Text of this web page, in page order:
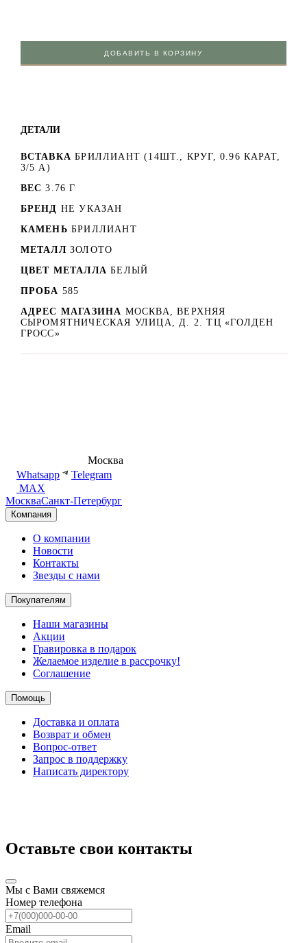
ДОБАВИТЬ В КОРЗИНУ
ДЕТАЛИ
ВСТАВКА БРИЛЛИАНТ (14ШТ., КРУГ, 0.96 КАРАТ,
3/5 А)
ВЕС 3.76 Г
БРЕНД НЕ УКАЗАН
КАМЕНЬ БРИЛЛИАНТ
МЕТАЛЛ ЗОЛОТО
ЦВЕТ МЕТАЛЛА БЕЛЫЙ
ПРОБА 585
АДРЕС МАГАЗИНА МОСКВА, ВЕРХНЯЯ
СЫРОМЯТНИЧЕСКАЯ УЛИЦА, Д. 2. ТЦ «ГОЛДЕН
ГРОСС»
Москва
Whatsapp
Telegram
MAX
МоскваСанкт-Петербург
Компания
О компании
Новости
Контакты
Звезды с нами
Покупателям
Наши магазины
Акции
Гравировка в подарок
Желаемое изделие в рассрочку!
Соглашение
Помощь
Доставка и оплата
Возврат и обмен
Вопрос-ответ
Запрос в поддержку
Написать директору
Оставьте свои контакты
Мы с Вами свяжемся
Номер телефона
Email